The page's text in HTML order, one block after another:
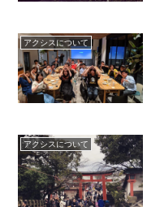
アクシスについて
アクシスについて